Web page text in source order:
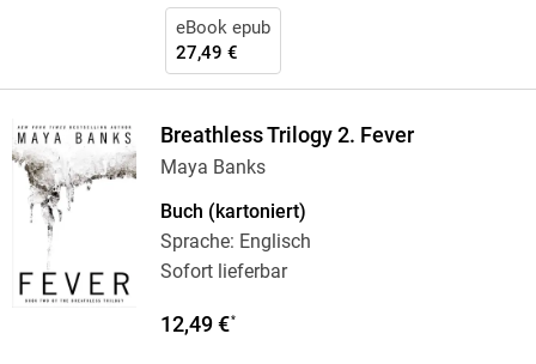
eBook epub
27,49 €
Breathless Trilogy 2. Fever
Maya Banks
Buch (kartoniert)
Sprache: Englisch
Sofort lieferbar
12,49 €*